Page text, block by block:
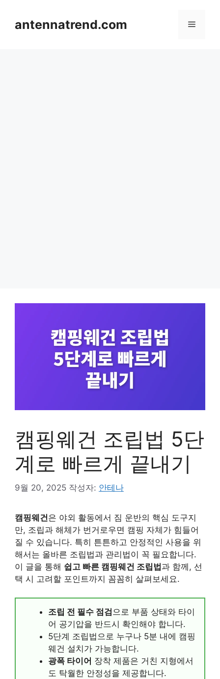
antennatrend.com 메
캠핑웨건 조립법 5단
계로 빠르게 끝내기
9월 20, 2025 작성자: 안테나
캠핑웨건은 야외 활동에서 짐 운반의 핵심 도구지
만, 조립과 해체가 번거로우면 캠핑 자체가 힘들어
질 수 있습니다. 특히 튼튼하고 안정적인 사용을 위
해서는 올바른 조립법과 관리법이 꼭 필요합니다.
이 글을 통해 쉽고 빠른 캠핑웨건 조립법과 함께, 선
택 시 고려할 포인트까지 꼼꼼히 살펴보세요.
조립 전 필수 점검 으로 부품 상태와 타이
어 공기압을 반드시 확인해야 합니다.
5단계 조립법으로 누구나 5분 내에 캠핑
웨건 설치가 가능합니다.
광폭 타이어 장착 제품은 거친 지형에서
도 탁월한 안정성을 제공합니다.